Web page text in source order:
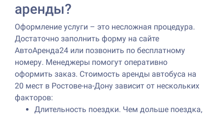
аренды?
Оформление услуги – это несложная процедура.
Достаточно заполнить форму на сайте
АвтоАренда24 или позвонить по бесплатному
номеру. Менеджеры помогут оперативно
оформить заказ. Стоимость аренды автобуса на
20 мест в Ростове-на-Дону зависит от нескольких
факторов:
Длительность поездки. Чем дольше поездка,